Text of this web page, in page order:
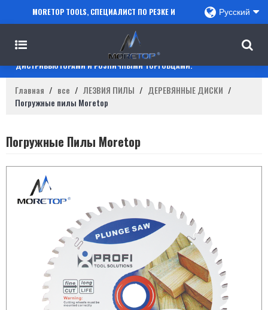
MORETOP TOOLS, СПЕЦИАЛИСТ ПО РЕЗКЕ И
СВЕРЛЕНИЮ, СОТРУДНИЧАЕТ С ПРОДАВЦАМИ
AMAZON, РЕГИОНАЛЬНЫМИ ОПТОВИКАМИ,
ДИСТРИБЬЮТОРАМИ И РОЗНИЧНЫМИ ТОРГОВЦАМИ.
Русский
Главная / все / ЛЕЗВИЯ ПИЛЫ / ДЕРЕВЯННЫЕ ДИСКИ /
Погружные пилы Moretop
Погружные Пилы Moretop